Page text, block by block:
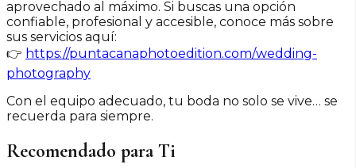
aprovechado al máximo. Si buscas una opción
confiable, profesional y accesible, conoce más sobre
sus servicios aquí:
👉 https://puntacanaphotoedition.com/wedding-
photography
Con el equipo adecuado, tu boda no solo se vive… se
recuerda para siempre.
Recomendado para Ti